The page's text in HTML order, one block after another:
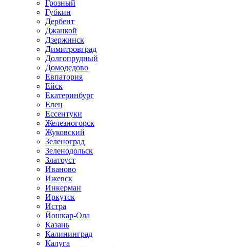
Грозный
Губкин
Дербент
Джанкой
Дзержинск
Димитровград
Долгопрудный
Домодедово
Евпатория
Ейск
Екатеринбург
Елец
Ессентуки
Железногорск
Жуковский
Зеленоград
Зеленодольск
Златоуст
Иваново
Ижевск
Инкерман
Иркутск
Истра
Йошкар-Ола
Казань
Калининград
Калуга